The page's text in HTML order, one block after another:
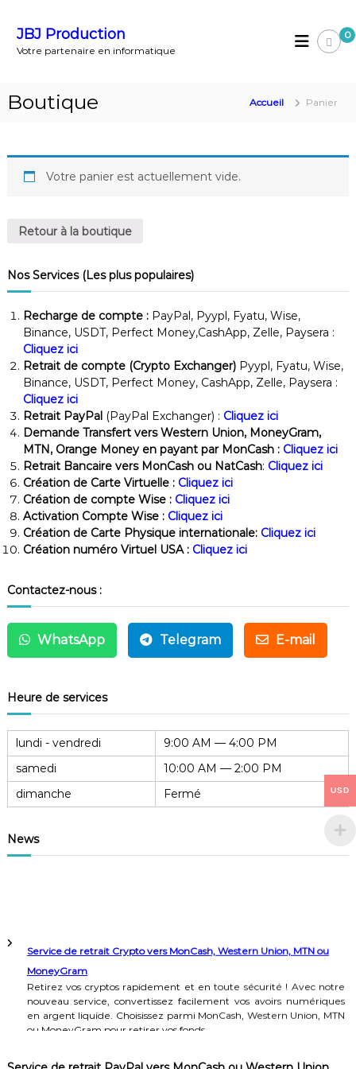
JBJ Production
Votre partenaire en informatique
0
Boutique Accueil Panier
Votre panier est actuellement vide.
Retour à la boutique
Nos Services (Les plus populaires)
Recharge de compte :PayPal, Pyypl, Fyatu, Wise,
Binance, USDT, Perfect Money,CashApp, Zelle, Paysera :
Cliquez ici
Retrait de compte (Crypto Exchanger)Pyypl, Fyatu, Wise,
Binance, USDT, Perfect Money, CashApp, Zelle, Paysera :
Cliquez ici
Retrait PayPal(PayPal Exchanger) : Cliquez ici
Demande Transfert vers Western Union, MoneyGram,
MTN, Orange Money en payant par MonCash : Cliquez ici
Retrait Bancaire vers MonCash ou NatCash: Cliquez ici
Création de Carte Virtuelle : Cliquez ici
Création de compte Wise : Cliquez ici
Activation Compte Wise : Cliquez ici
Création de Carte Physique internationale: Cliquez ici
Création numéro Virtuel USA : Cliquez ici
Contactez-nous :
WhatsApp Telegram E-mail
Heure de services
lundi - vendredi
9:00 AM — 4:00 PM
samedi
10:00 AM — 2:00 PM
dimanche
Fermé
News
Service de retrait Crypto vers MonCash, Western Union, MTN ou
MoneyGram
Retirez vos cryptos rapidement et en toute sécurité ! Avec notre
nouveau service, convertissez facilement vos avoirs numériques
en argent liquide. Choisissez parmi MonCash, Western Union, MTN
ou MoneyGram pour retirer vos fonds.
USD